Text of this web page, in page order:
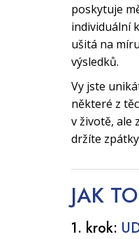
poskytuje
individuální
ušitá na
výsledků.
Vy jste
některé z
v životě, ale
držíte
JAK TO
1. krok: